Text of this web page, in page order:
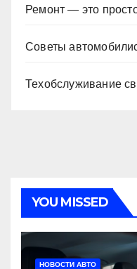
Ремонт — это
Советы
Техобслуживание
YOU MISSED
НОВОСТИ АВТО